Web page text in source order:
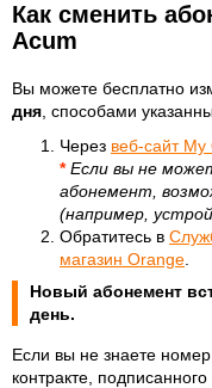
Как сменить
Acum
Вы можете бесплатно
дня способами
Через веб-сайт
*Если вы не
абонемент,
(например,
Обратитесь в
магазин Orange
Новый абонемент
день.
Если вы не знаете
контракте,